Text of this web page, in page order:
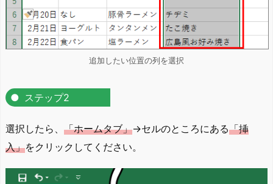
追加したい位置の列を選択
ステップ2
選択したら、 「ホームタブ」→セルのところにある「挿
入」をクリックしてください。